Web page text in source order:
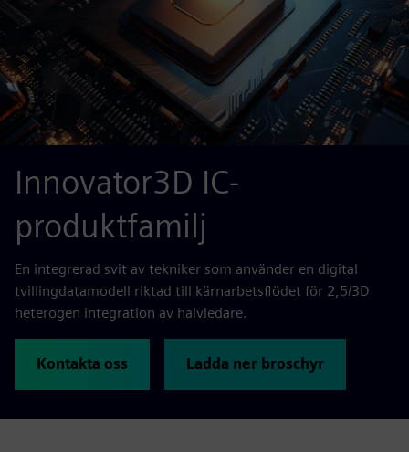
Innovator3D IC-
produktfamilj
En integrerad svit av tekniker som använder en digital
tvillingdatamodell riktad till kärnarbetsflödet för 2,5/3D
heterogen integration av halvledare.
Kontakta oss Ladda ner broschyr